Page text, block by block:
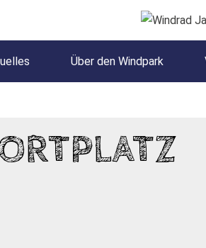
Über den Windpark